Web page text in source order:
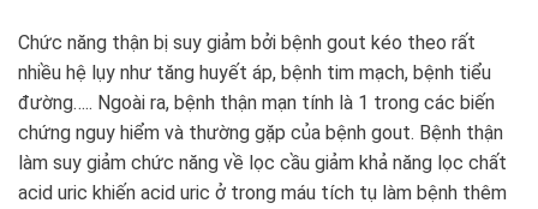
Chức năng thận bị suy giảm bởi bệnh gout kéo theo rất
nhiều hệ lụy như tăng huyết áp, bệnh tim mạch, bệnh tiểu
đường….. Ngoài ra, bệnh thận mạn tính là 1 trong các biến
chứng nguy hiểm và thường gặp của bệnh gout. Bệnh thận
làm suy giảm chức năng về lọc cầu giảm khả năng lọc chất
acid uric khiến acid uric ở trong máu tích tụ làm bệnh thêm